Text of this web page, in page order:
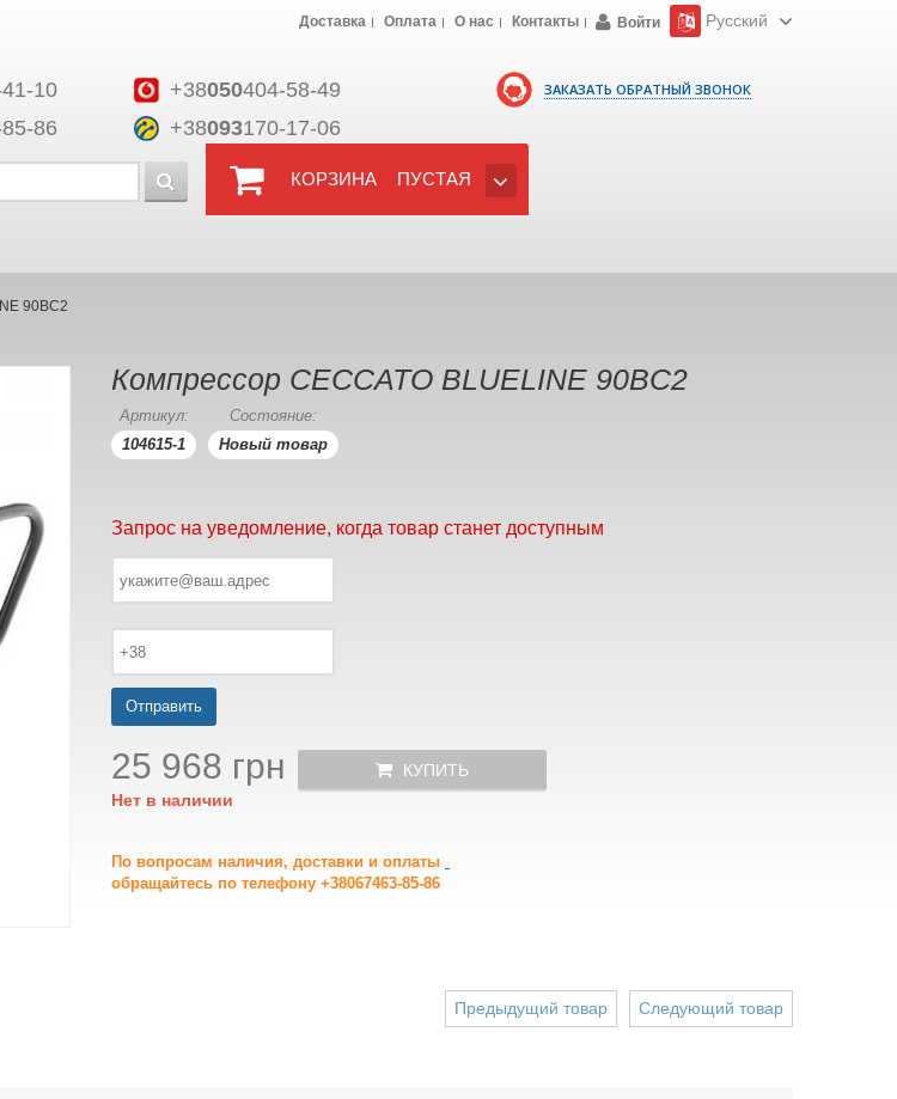
ЗАКАЗАТЬ ОБРАТНЫЙ ЗВОНОК
10 +38050404-58-49
86 +38093170-17-06
Доставка Оплата О нас Контакты Войти Русский
КОРЗИНА ПУСТАЯ
90BC2
Компрессор CECCATO BLUELINE 90BC2
Артикул:
104615-1
Состояние:
Новый товар
Запрос на уведомление, когда товар станет доступным
Отправить
25 968 грн
Нет в наличии
КУПИТЬ
По вопросам наличия, доставки и оплаты
обращайтесь по телефону +38067463-85-86
Следующий товар
Предыдущий товар